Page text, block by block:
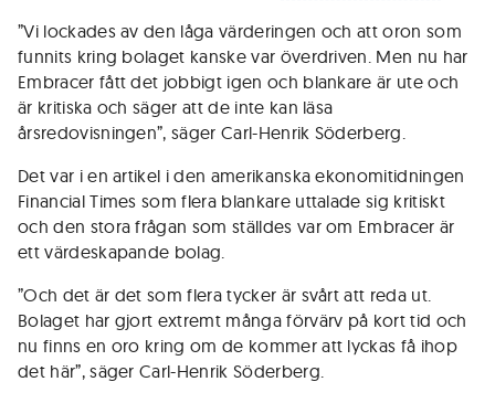
”Vi lockades av den låga värderingen och att oron som
funnits kring bolaget kanske var överdriven. Men nu har
Embracer fått det jobbigt igen och blankare är ute och
är kritiska och säger att de inte kan läsa
årsredovisningen”, säger Carl-Henrik Söderberg.
Det var i en artikel i den amerikanska ekonomitidningen
Financial Times som flera blankare uttalade sig kritiskt
och den stora frågan som ställdes var om Embracer är
ett värdeskapande bolag.
”Och det är det som flera tycker är svårt att reda ut.
Bolaget har gjort extremt många förvärv på kort tid och
nu finns en oro kring om de kommer att lyckas få ihop
det här”, säger Carl-Henrik Söderberg.